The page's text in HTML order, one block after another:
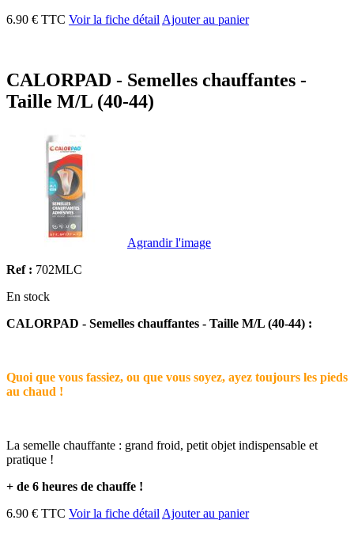
6.90 € TTC Voir la fiche détail Ajouter au panier
CALORPAD - Semelles chauffantes -
Taille M/L (40-44)
Agrandir l'image
Ref : 702MLC
En stock
CALORPAD - Semelles chauffantes - Taille M/L (40-44) :
Quoi que vous fassiez, ou que vous soyez, ayez toujours les pieds
au chaud !
La semelle chauffante : grand froid, petit objet indispensable et
pratique !
+ de 6 heures de chauffe !
6.90 € TTC Voir la fiche détail Ajouter au panier